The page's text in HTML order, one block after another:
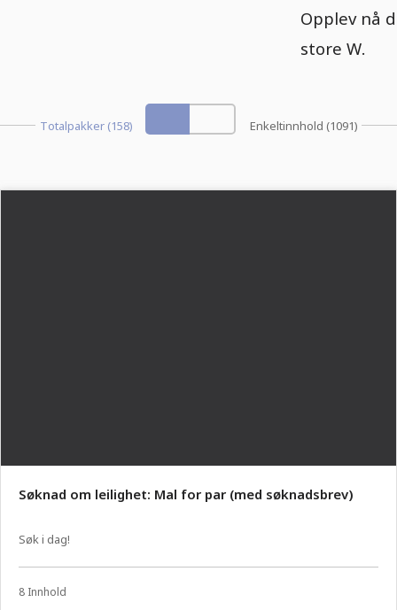
Opplev nå
store W.
Totalpakker (158) Enkeltinnhold (1091)
Søknad om leilighet: Mal for par (med søknadsbrev)
Søk i dag!
8 Innhold